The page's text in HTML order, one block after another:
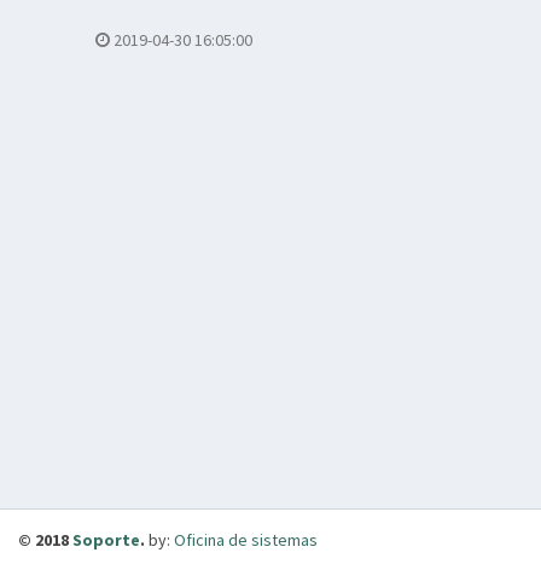
2019-04-30 16:05:00
© 2018Soporte. by: Oficina de sistemas